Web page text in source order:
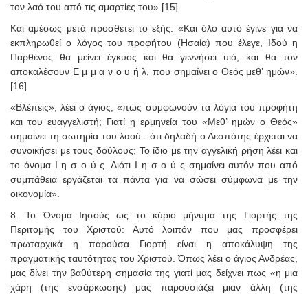
τον λαό του από τις αμαρτίες του».[15]
Καί αμέσως μετά προσθέτει το εξής: «Και όλο αυτό έγινε για να
εκπληρωθεί ο λόγος του προφήτου (Ησαία) που έλεγε, Ιδού η
Παρθένος θα μείνει έγκυος και θα γεννήσει υιό, και θα τον
αποκαλέσουν Ε μ μ α ν ο υ ή λ, που σημαίνει ο Θεός μεθ’ ημών».
[16]
«Βλέπεις», λέει ο άγιος, «πώς συμφωνούν τα λόγια του προφήτη
και του ευαγγελιστή; Γιατί η ερμηνεία του «Μεθ’ ημών ο Θεός»
σημαίνει τη σωτηρία του λαού –ότι δηλαδή ο Δεσπότης έρχεται να
συνοικήσει με τους δούλους; Το ίδιο με την αγγελική ρήση λέει και
το όνομα Ι η σ ο ύ ς. Διότι Ι η σ ο ύ ς σημαίνει αυτόν που από
συμπάθεια εργάζεται τα πάντα για να σώσει σύμφωνα με την
οικονομία».
8. Το Όνομα Ιησούς ως το κύριο μήνυμα της Γιορτής της
Περιτομής του Χριστού: Αυτό λοιπόν που μας προσφέρει
πρωταρχικά η παρούσα Γιορτή είναι η αποκάλυψη της
πραγματικής ταυτότητας του Χριστού. Όπως λέει ο άγιος Ανδρέας,
μας δίνει την βαθύτερη σημασία της γιατί μας δείχνει πως «η μια
χάρη (της ενσάρκωσης) μας παρουσιάζει μιαν άλλη (της